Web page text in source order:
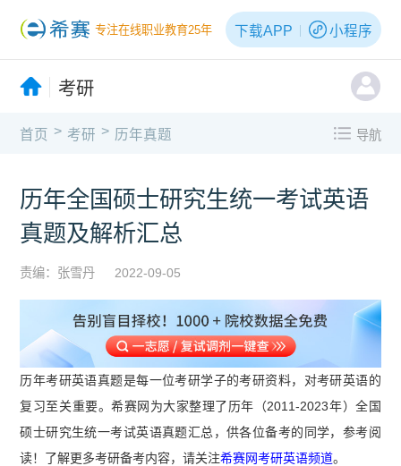
专注在线职业教育25年 下载APP 小程序
考研
首页 > 考研 > 历年真题 导航
历年全国硕士研究生统一考试英语
真题及解析汇总
责编：张雪丹 2022-09-05
历年考研英语真题是每一位考研学子的考研资料，对考研英语的
复习至关重要。希赛网为大家整理了历年（2011-2023年）全国
硕士研究生统一考试英语真题汇总，供各位备考的同学，参考阅
读！了解更多考研备考内容，请关注希赛网考研英语频道。